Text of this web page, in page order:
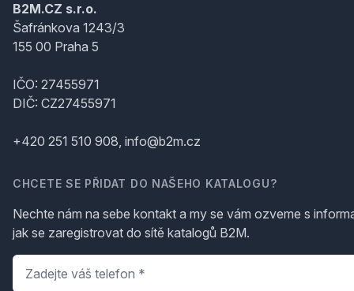
B2M.CZ s.r.o.
Šafránkova 1243/3
155 00 Praha 5
IČO: 27455971
DIČ: CZ27455971
+420 251 510 908, info@b2m.cz
CHCETE SE PŘIDAT DO NAŠEHO KATALOGU?
Nechte nám na sebe kontakt a my se vám ozveme s
jak se zaregistrovat do sítě katalogů B2M.
Telefon